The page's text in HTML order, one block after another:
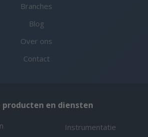
Branches
Blog
Over ons
Contact
producten en diensten
Instrumentatie